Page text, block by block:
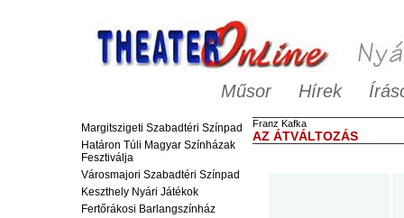
Műsor Hírek
Margitszigeti Szabadtéri Színpad
Határon Túli Magyar Színházak
Fesztiválja
Városmajori Szabadtéri Színpad
Keszthely Nyári Játékok
Fertőrákosi Barlangszínház
Franz Kafka
AZ ÁTVÁLTOZÁS